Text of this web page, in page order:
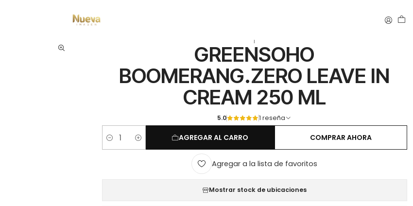
|
GREENSOHO
BOOMERANG.ZERO LEAVE IN
CREAM 250 ML
5.0 1 reseña
Cantidad AGREGAR AL CARRO COMPRAR AHORA
Agregar a la lista de favoritos
Mostrar stock de ubicaciones